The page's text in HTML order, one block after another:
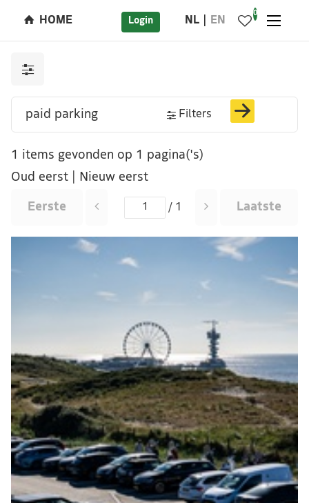
HOME Login NL EN
0
Filters
1 items gevonden op 1 pagina('s)
Oud eerst
Nieuw eerst
Eerste / 1 Laatste